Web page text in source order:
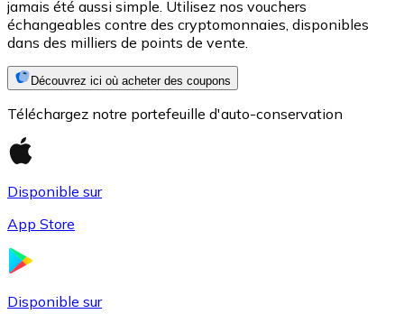
jamais été aussi simple. Utilisez nos vouchers
échangeables contre des cryptomonnaies, disponibles
dans des milliers de points de vente.
Découvrez ici où acheter des coupons
Téléchargez notre portefeuille d'auto-conservation
Disponible sur
App Store
Disponible sur